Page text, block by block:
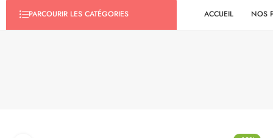
PARCOURIR LES CATÉGORIES ACCUEIL NOS